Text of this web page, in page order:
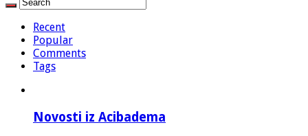
Recent
Popular
Comments
Tags
Novosti iz Acibadema